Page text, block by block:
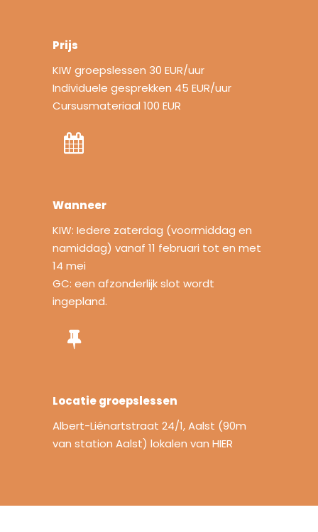
Prijs
KIW groepslessen 30 EUR/uur
Individuele gesprekken 45 EUR/uur
Cursusmateriaal 100 EUR
Wanneer
KIW: Iedere zaterdag (voormiddag en
namiddag) vanaf 11 februari tot en met
14 mei
GC: een afzonderlijk slot wordt
ingepland.
Locatie groepslessen
Albert-Liénartstraat 24/1, Aalst (90m
van station Aalst) lokalen van HIER